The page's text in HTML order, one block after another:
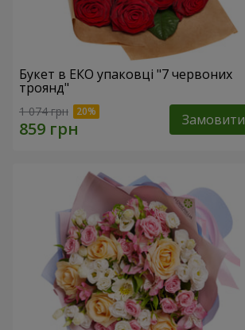
Букет в ЕКО упаковці "7 червоних
троянд"
1 074 грн Замовити